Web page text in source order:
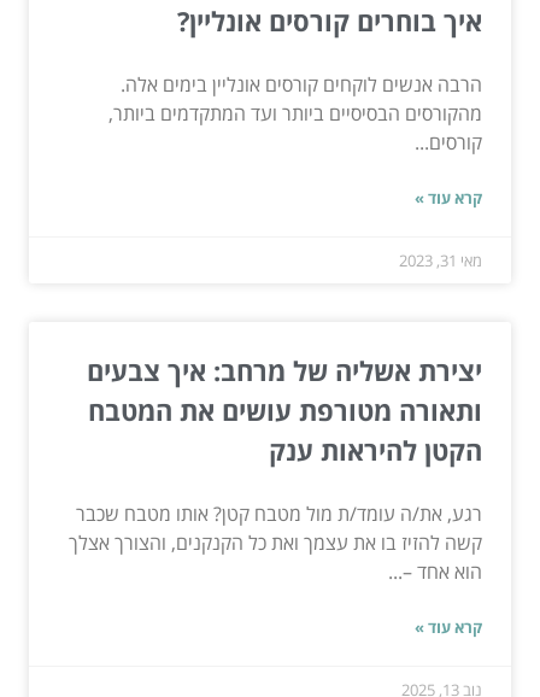
איך בוחרים קורסים אונליין?
הרבה אנשים לוקחים קורסים אונליין בימים אלה.
מהקורסים הבסיסיים ביותר ועד המתקדמים ביותר,
קורסים...
קרא עוד »
מאי 31, 2023
יצירת אשליה של מרחב: איך צבעים
ותאורה מטורפת עושים את המטבח
הקטן להיראות ענק
רגע, את/ה עומד/ת מול מטבח קטן? אותו מטבח שכבר
קשה להזיז בו את עצמך ואת כל הקנקנים, והצורך אצלך
הוא אחד –...
קרא עוד »
נוב 13, 2025